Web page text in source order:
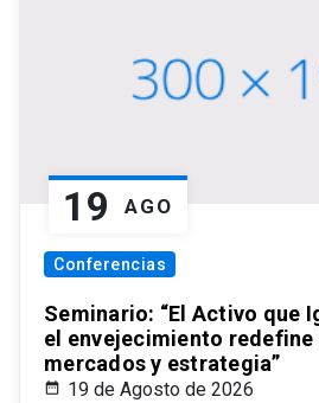
19 AGO
Conferencias
Seminario: “El Activo que
el envejecimiento
mercados y estrategia”
19 de Agosto de 2026